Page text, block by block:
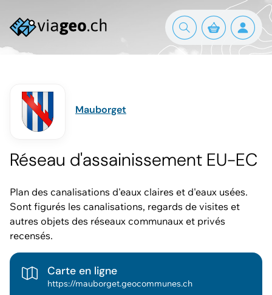
Mauborget
Réseau d'assainissement EU-EC
Plan des canalisations d'eaux claires et d'eaux usées.
Sont figurés les canalisations, regards de visites et
autres objets des réseaux communaux et privés
recensés.
Carte en ligne
https://mauborget.geocommunes.ch